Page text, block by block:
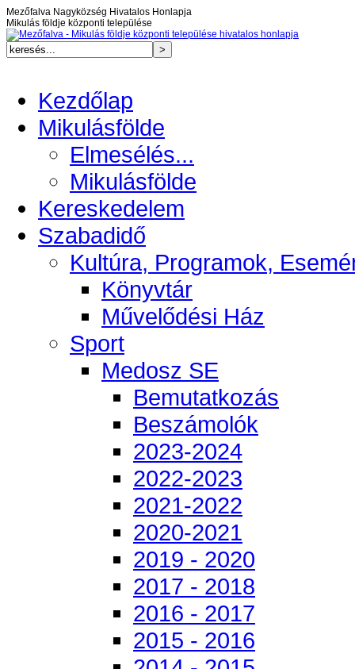
Mezőfalva Nagyközség Hivatalos Honlapja
Mikulás földje központi települése
Kezdőlap
Mikulásfölde
Elmesélés...
Mikulásfölde
Kereskedelem
Szabadidő
Kultúra, Programok,
Könyvtár
Művelődési Ház
Sport
Medosz SE
Bemutatkozás
Beszámolók
2023-2024
2022-2023
2021-2022
2020-2021
2019 - 2020
2017 - 2018
2016 - 2017
2015 - 2016